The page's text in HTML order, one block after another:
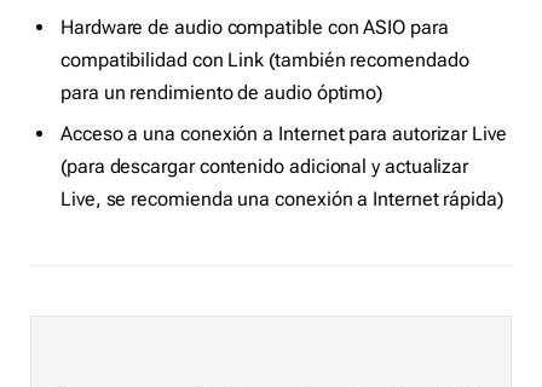
Hardware de audio compatible con ASIO para
compatibilidad con Link (también recomendado
para un rendimiento de audio óptimo)
Acceso a una conexión a Internet para autorizar Live
(para descargar contenido adicional y actualizar
Live, se recomienda una conexión a Internet rápida)